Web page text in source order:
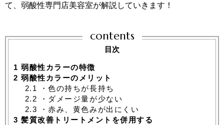
て、弱酸性専門店美容室が解説していきます！
contents
目次
1 弱酸性カラーの特徴
2 弱酸性カラーのメリット
2.1 ・色の持ちが長持ち
2.2 ・ダメージ量が少ない
2.3 ・赤み、黄色みが出にくい
3 髪質改善トリートメントを併用する